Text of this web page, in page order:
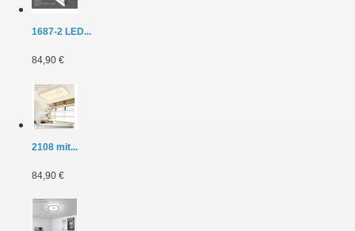
1687-2 LED...
84,90 €
2108 mit...
84,90 €